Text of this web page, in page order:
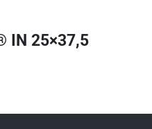
IN 25×37,5